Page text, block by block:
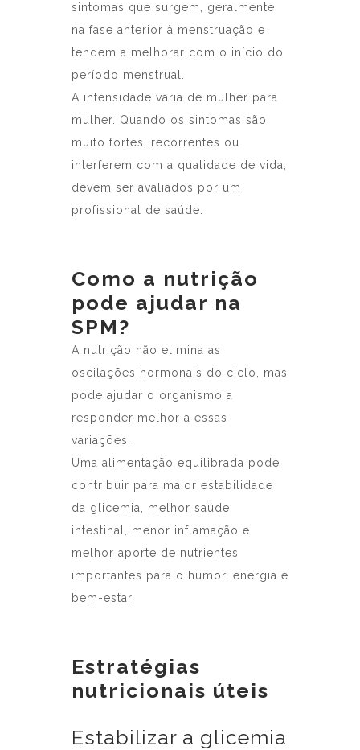
sintomas que surgem, geralmente,
na fase anterior à menstruação e
tendem a melhorar com o início do
período menstrual.
A intensidade varia de mulher para
mulher. Quando os sintomas são
muito fortes, recorrentes ou
interferem com a qualidade de vida,
devem ser avaliados por um
profissional de saúde.
Como a nutrição
pode ajudar na
SPM?
A nutrição não elimina as
oscilações hormonais do ciclo, mas
pode ajudar o organismo a
responder melhor a essas
variações.
Uma alimentação equilibrada pode
contribuir para maior estabilidade
da glicemia, melhor saúde
intestinal, menor inflamação e
melhor aporte de nutrientes
importantes para o humor, energia e
bem-estar.
Estratégias
nutricionais úteis
Estabilizar a glicemia